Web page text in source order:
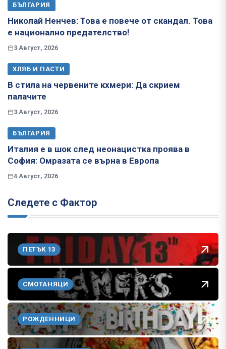
БЪЛГАРИЯ
Николай Ненчев: Това е повече от скандал. Това
е национално предателство!
3 Август, 2026
ХЛЯБ И ПАСТИ
В стила на червените кхмери: Да скрием
палачите
3 Август, 2026
БЪЛГАРИЯ
Италия е в шок след неонацистка проява в
София: Омразата се върна в Европа
4 Август, 2026
Следете с Фактор
ПЕТЪК 13
СМОТАНЯЦИ
РОЖДЕННИЦИ